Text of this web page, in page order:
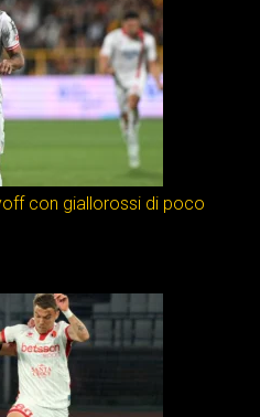
con giallorossi di poco